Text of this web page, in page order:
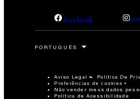
facebook
Aviso Legal Política De
Preferências de cookies
Não vender meus dados
Política de Acessibilidade